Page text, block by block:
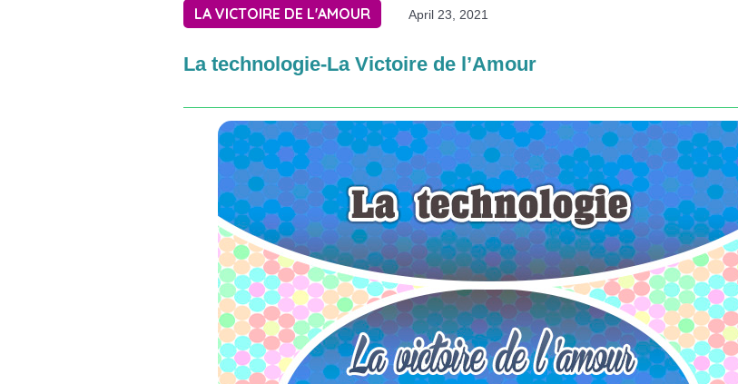
LA VICTOIRE DE L'AMOUR April 23, 2021
La technologie-La Victoire de l’Amour